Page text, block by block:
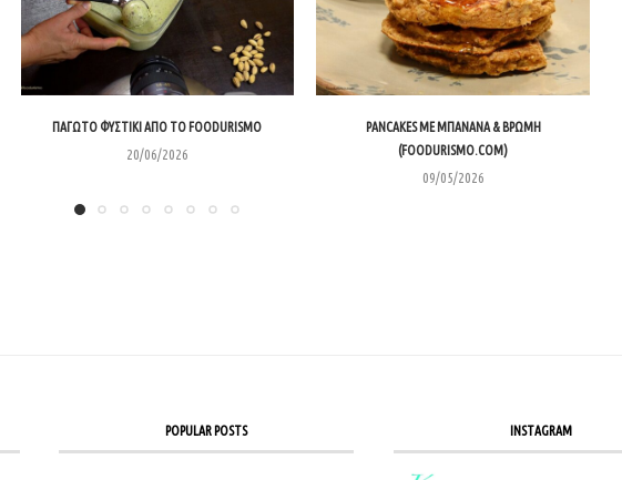
ΠΑΓΩΤΌ ΦΥΣΤΊΚΙ ΑΠΌ ΤΟ FOODURISMO
20/06/2026
PANCAKES ΜΕ ΜΠΑΝΆΝΑ & ΒΡΏΜΗ
(FOODURISMO.COM)
09/05/2026
POPULAR POSTS INSTAGRAM